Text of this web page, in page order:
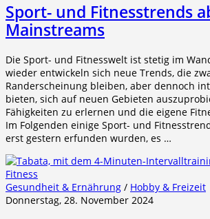
Sport- und Fitnesstrends
Mainstreams
Die Sport- und Fitnesswelt ist stetig im
wieder entwickeln sich neue Trends, die
Randerscheinung bleiben, aber dennoch
bieten, sich auf neuen Gebieten
Fähigkeiten zu erlernen und die eigene
Im Folgenden einige Sport- und
erst gestern erfunden wurden, es …
Gesundheit & Ernährung / Hobby & Freizeit
Donnerstag, 28. November 2024